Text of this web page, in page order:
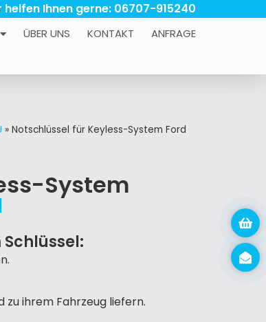
helfen Ihnen gerne: 06707-915240
ÜBER UNS KONTAKT ANFRAGE
» Notschlüssel für Keyless-System Ford
System
zu ihrem Fahrzeug liefern.